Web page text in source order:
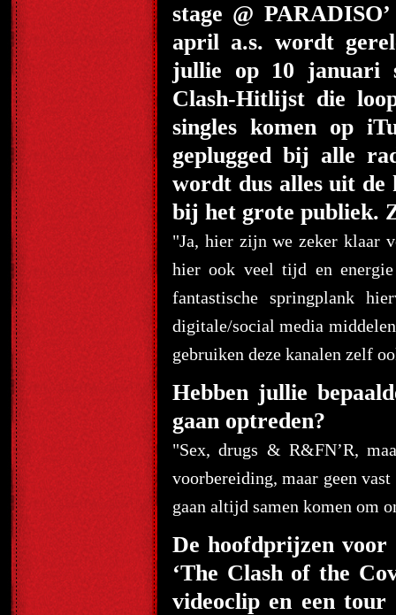
stage @
april a.s. wordt
jullie op 10 januari
Clash-Hitlijst die
singles komen op
geplugged bij alle
wordt dus alles uit de
bij het grote publiek.
"Ja, hier zijn we zeker klaar
hier ook veel tijd en energie
fantastische springplank
digitale/social media
gebruiken deze kanalen zelf
Hebben jullie
gaan optreden?
"Sex, drugs & R&FN’R,
voorbereiding, maar geen
gaan altijd samen komen om
De hoofdprijzen
‘The Clash of the
videoclip en een